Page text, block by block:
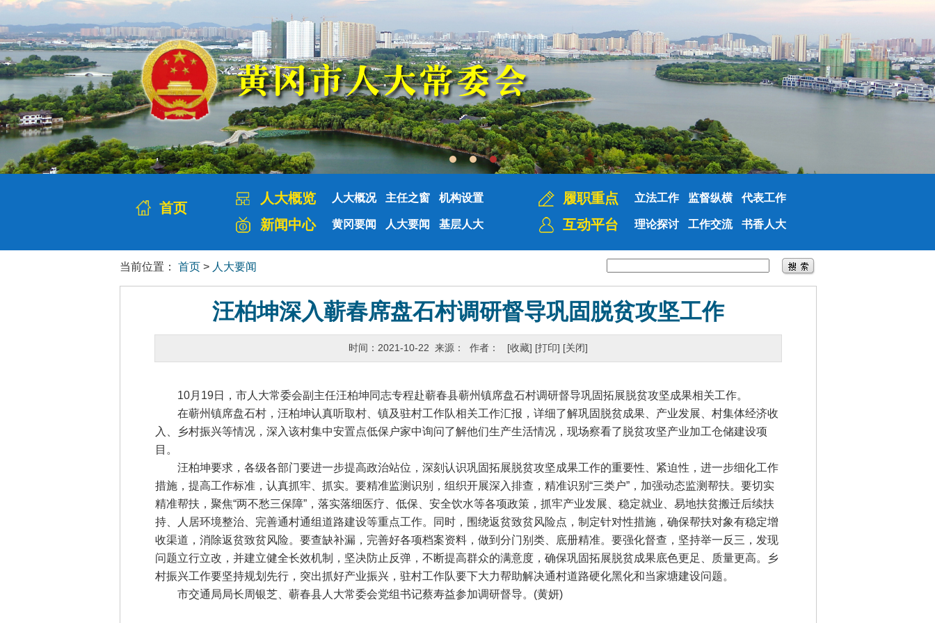
首页
人大概览 人大概况 主任之窗 机构设置
新闻中心 黄冈要闻 人大要闻 基层人大
履职重点 立法工作 监督纵横 代表工作
互动平台 理论探讨 工作交流 书香人大
当前位置： 首页 > 人大要闻
汪柏坤深入蕲春席盘石村调研督导巩固脱贫攻坚工作
时间：2021-10-22 来源： 作者： [收藏] [打印] [关闭]
10月19日，市人大常委会副主任汪柏坤同志专程赴蕲春县蕲州镇席盘石村调研督导巩固拓展脱贫攻坚成果相关工作。
在蕲州镇席盘石村，汪柏坤认真听取村、镇及驻村工作队相关工作汇报，详细了解巩固脱贫成果、产业发展、村集体经济收
入、乡村振兴等情况，深入该村集中安置点低保户家中询问了解他们生产生活情况，现场察看了脱贫攻坚产业加工仓储建设项
目。
汪柏坤要求，各级各部门要进一步提高政治站位，深刻认识巩固拓展脱贫攻坚成果工作的重要性、紧迫性，进一步细化工作
措施，提高工作标准，认真抓牢、抓实。要精准监测识别，组织开展深入排查，精准识别“三类户”，加强动态监测帮扶。要切实
精准帮扶，聚焦“两不愁三保障”，落实落细医疗、低保、安全饮水等各项政策，抓牢产业发展、稳定就业、易地扶贫搬迁后续扶
持、人居环境整治、完善通村通组道路建设等重点工作。同时，围绕返贫致贫风险点，制定针对性措施，确保帮扶对象有稳定增
收渠道，消除返贫致贫风险。要查缺补漏，完善好各项档案资料，做到分门别类、底册精准。要强化督查，坚持举一反三，发现
问题立行立改，并建立健全长效机制，坚决防止反弹，不断提高群众的满意度，确保巩固拓展脱贫成果底色更足、质量更高。乡
村振兴工作要坚持规划先行，突出抓好产业振兴，驻村工作队要下大力帮助解决通村道路硬化黑化和当家塘建设问题。
市交通局局长周银芝、蕲春县人大常委会党组书记蔡寿益参加调研督导。(黄妍)